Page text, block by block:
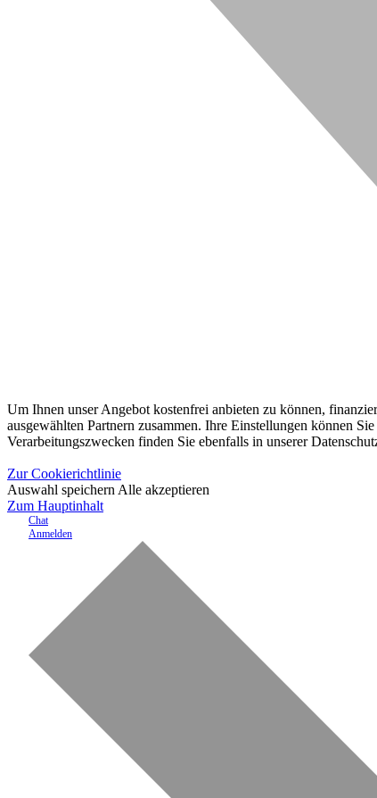
Um Ihnen unser Angebot kostenfrei anbieten zu können,
ausgewählten Partnern zusammen. Ihre Einstellungen können
Verarbeitungszwecken finden Sie ebenfalls in unserer
Zur Cookierichtlinie
Auswahl speichern Alle akzeptieren
Zum Hauptinhalt
Chat
Anmelden